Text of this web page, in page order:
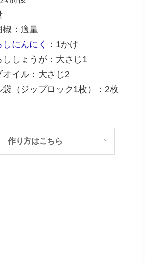
椒：適量
にんにく
：1かけ
ししょうが：大さじ1
オイル：大さじ2
袋（ジップロック1枚）：2枚
作り方はこちら